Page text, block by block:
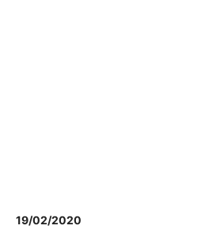
19/02/2020